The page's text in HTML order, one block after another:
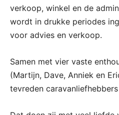
verkoop, winkel en de
wordt in drukke periodes
voor advies en verkoop.
Samen met vier vaste
(Martijn, Dave, Anniek en
tevreden